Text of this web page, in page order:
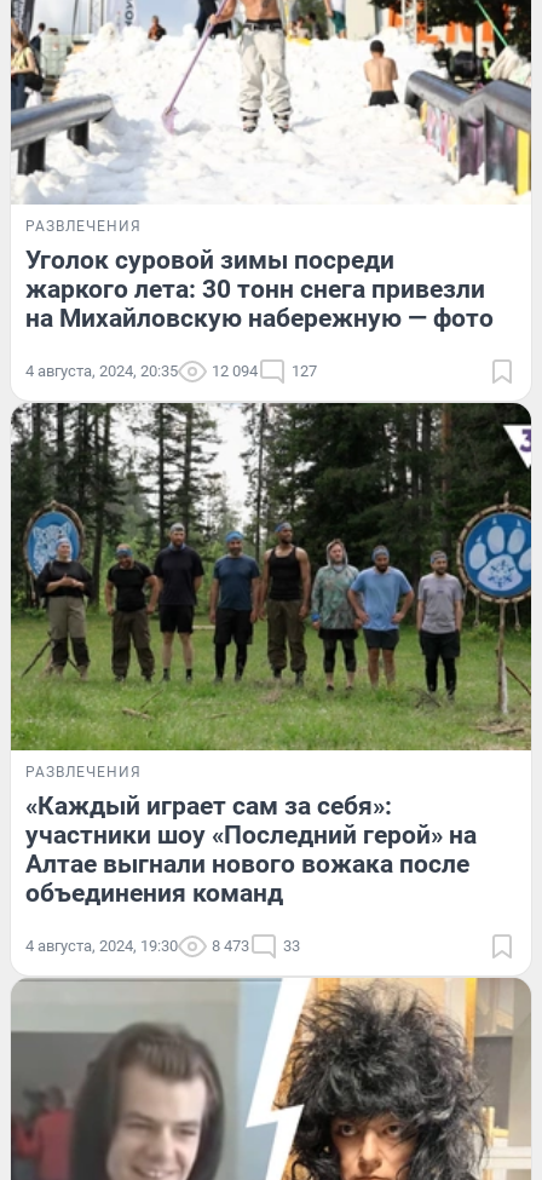
РАЗВЛЕЧЕНИЯ
Уголок суровой зимы посреди
жаркого лета: 30 тонн снега привезли
на Михайловскую набережную — фото
4 августа, 2024, 20:35 12 094 127
РАЗВЛЕЧЕНИЯ
«Каждый играет сам за себя»:
участники шоу «Последний герой» на
Алтае выгнали нового вожака после
объединения команд
4 августа, 2024, 19:30 8 473 33